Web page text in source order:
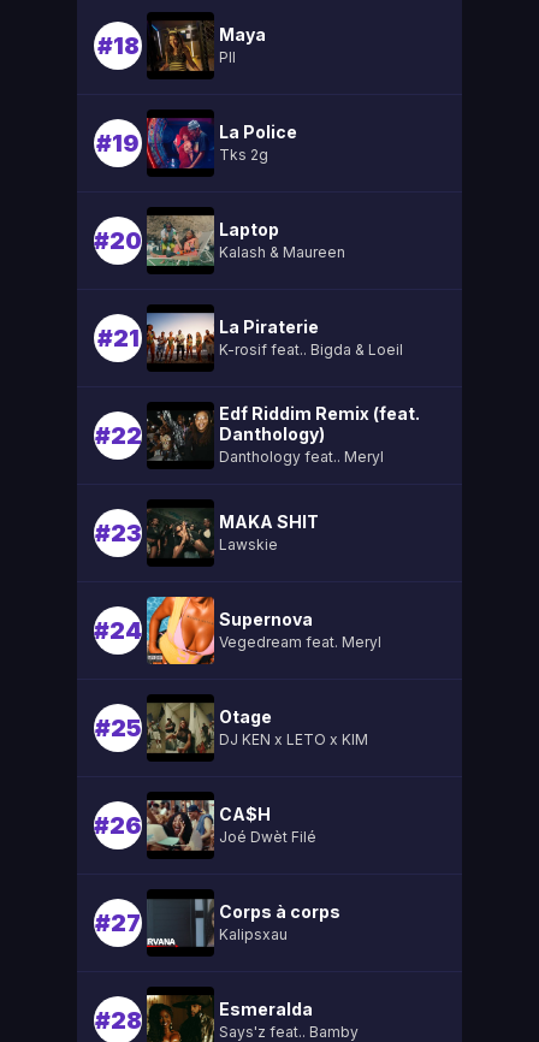
#18 Maya
Pll
#19 La Police
Tks 2g
#20 Laptop
Kalash & Maureen
#21 La Piraterie
K-rosif feat.. Bigda & Loeil
#22
Edf Riddim Remix (feat.
Danthology)
Danthology feat.. Meryl
#23 MAKA SHIT
Lawskie
#24 Supernova
Vegedream feat. Meryl
#25 Otage
DJ KEN x LETO x KIM
#26 CA$H
Joé Dwèt Filé
#27 Corps à corps
Kalipsxau
#28 Esmeralda
Says'z feat.. Bamby